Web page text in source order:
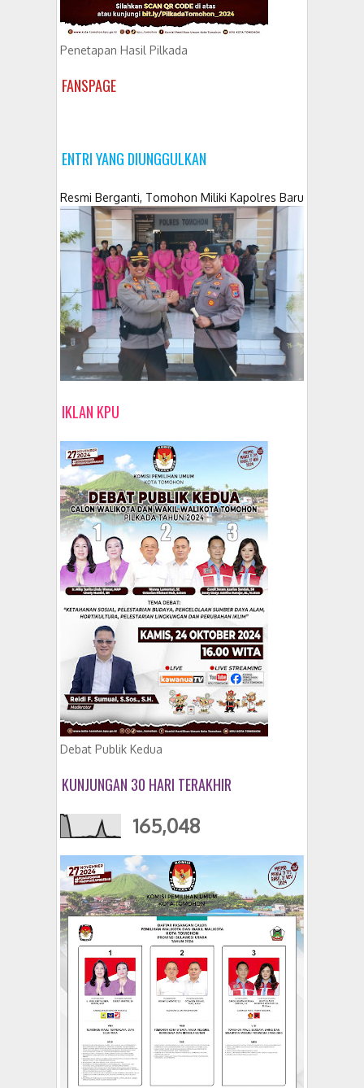
Penetapan Hasil Pilkada
FANSPAGE
ENTRI YANG DIUNGGULKAN
Resmi Berganti, Tomohon Miliki Kapolres Baru
IKLAN KPU
Debat Publik Kedua
KUNJUNGAN 30 HARI TERAKHIR
165,048